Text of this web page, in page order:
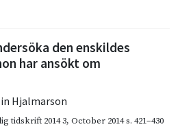
den enskildes
har ansökt om
Hjalmarson
tidskrift 2014 3, October 2014s. 421–430